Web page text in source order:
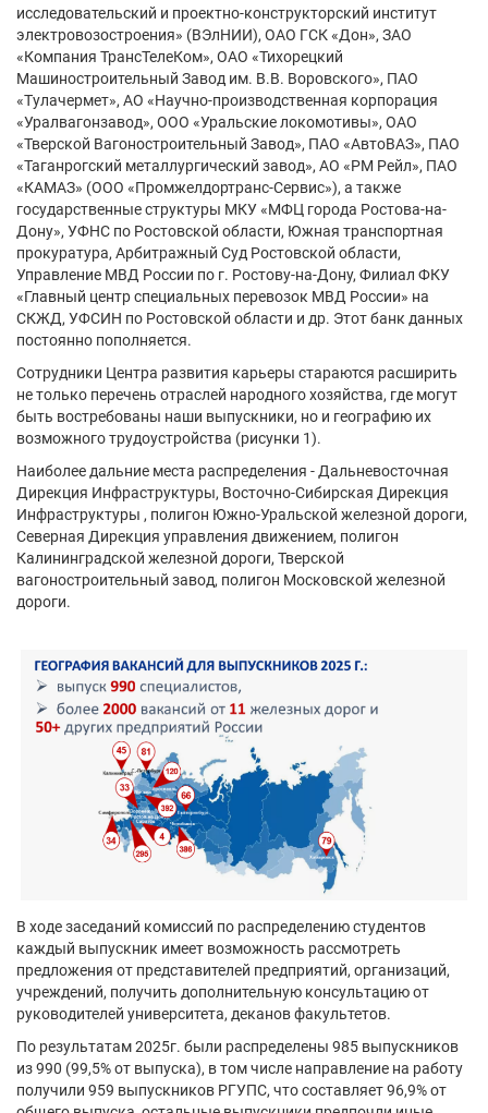
исследовательский и проектно-конструкторский институт
электровозостроения» (ВЭлНИИ), ОАО ГСК «Дон», ЗАО
«Компания ТрансТелеКом», ОАО «Тихорецкий
Машиностроительный Завод им. В.В. Воровского», ПАО
«Тулачермет», АО «Научно-производственная корпорация
«Уралвагонзавод», ООО «Уральские локомотивы», ОАО
«Тверской Вагоностроительный Завод», ПАО «АвтоВАЗ», ПАО
«Таганрогский металлургический завод», АО «РМ Рейл», ПАО
«КАМАЗ» (ООО «Промжелдортранс-Сервис»), а также
государственные структуры МКУ «МФЦ города Ростова-на-
Дону», УФНС по Ростовской области, Южная транспортная
прокуратура, Арбитражный Суд Ростовской области,
Управление МВД России по г. Ростову-на-Дону, Филиал ФКУ
«Главный центр специальных перевозок МВД России» на
СКЖД, УФСИН по Ростовской области и др. Этот банк данных
постоянно пополняется.
Сотрудники Центра развития карьеры стараются расширить
не только перечень отраслей народного хозяйства, где могут
быть востребованы наши выпускники, но и географию их
возможного трудоустройства (рисунки 1).
Наиболее дальние места распределения - Дальневосточная
Дирекция Инфраструктуры, Восточно-Сибирская Дирекция
Инфраструктуры , полигон Южно-Уральской железной дороги,
Северная Дирекция управления движением, полигон
Калининградской железной дороги, Тверской
вагоностроительный завод, полигон Московской железной
дороги.
В ходе заседаний комиссий по распределению студентов
каждый выпускник имеет возможность рассмотреть
предложения от представителей предприятий, организаций,
учреждений, получить дополнительную консультацию от
руководителей университета, деканов факультетов.
По результатам 2025г. были распределены 985 выпускников
из 990 (99,5% от выпуска), в том числе направление на работу
получили 959 выпускников РГУПС, что составляет 96,9% от